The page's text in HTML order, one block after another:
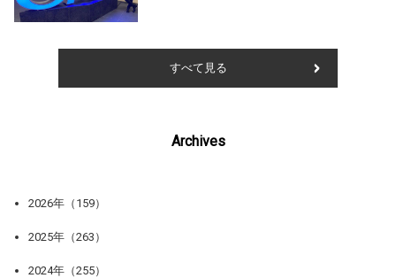
すべて見る
Archives
2026年（159）
2025年（263）
2024年（255）